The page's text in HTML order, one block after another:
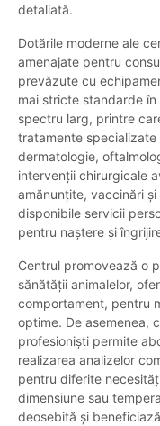
detaliată.
Dotările moderne ale
amenajate pentru
prevăzute cu
mai stricte standarde
spectru larg, printre
tratamente
dermatologie,
intervenții chirurgicale
amănunțite, vaccinări
disponibile servicii
pentru naștere și
Centrul promovează o
sănătății animalelor,
comportament, pentru
optime. De asemenea,
profesioniști permite
realizarea analizelor
pentru diferite
dimensiune sau
deosebită și